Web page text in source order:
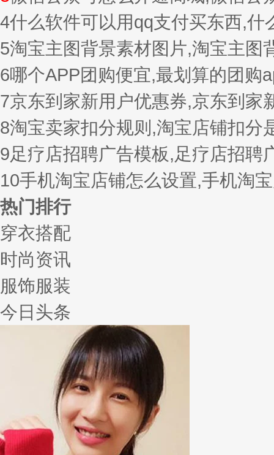
4什么软件可以用qq支付买东西,什
5淘宝主图背景素材图片,淘宝主图
6哪个APP团购便宜,最划算的团购
7京东到家新用户优惠券,京东到家
8淘宝卖家扣分规则,淘宝店铺扣分
9足疗店招聘广告模板,足疗店招聘
10手机淘宝店铺怎么设置,手机淘
热门排行
穿衣搭配
时尚资讯
服饰服装
今日头条